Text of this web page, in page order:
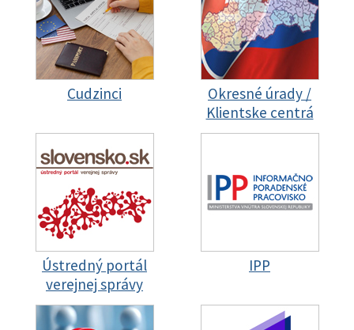
Cudzinci
Okresné úrady /
Klientske centrá
Ústredný portál
verejnej správy
IPP